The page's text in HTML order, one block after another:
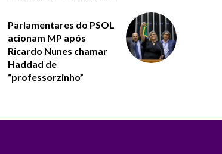
Parlamentares do PSOL
acionam MP após
Ricardo Nunes chamar
Haddad de
“professorzinho”